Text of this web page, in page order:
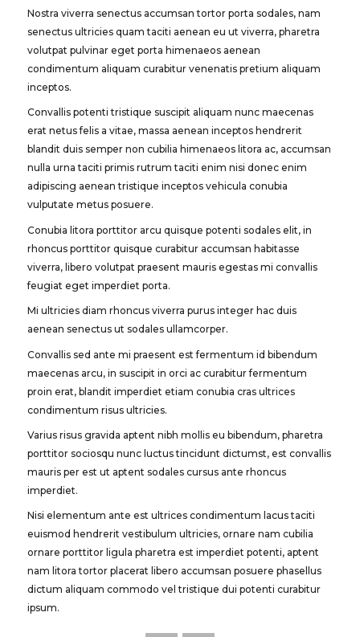
Nostra viverra senectus accumsan tortor porta sodales, nam
senectus ultricies quam taciti aenean eu ut viverra, pharetra
volutpat pulvinar eget porta himenaeos aenean
condimentum aliquam curabitur venenatis pretium aliquam
inceptos.
Convallis potenti tristique suscipit aliquam nunc maecenas
erat netus felis a vitae, massa aenean inceptos hendrerit
blandit duis semper non cubilia himenaeos litora ac, accumsan
nulla urna taciti primis rutrum taciti enim nisi donec enim
adipiscing aenean tristique inceptos vehicula conubia
vulputate metus posuere.
Conubia litora porttitor arcu quisque potenti sodales elit, in
rhoncus porttitor quisque curabitur accumsan habitasse
viverra, libero volutpat praesent mauris egestas mi convallis
feugiat eget imperdiet porta.
Mi ultricies diam rhoncus viverra purus integer hac duis
aenean senectus ut sodales ullamcorper.
Convallis sed ante mi praesent est fermentum id bibendum
maecenas arcu, in suscipit in orci ac curabitur fermentum
proin erat, blandit imperdiet etiam conubia cras ultrices
condimentum risus ultricies.
Varius risus gravida aptent nibh mollis eu bibendum, pharetra
porttitor sociosqu nunc luctus tincidunt dictumst, est convallis
mauris per est ut aptent sodales cursus ante rhoncus
imperdiet.
Nisi elementum ante est ultrices condimentum lacus taciti
euismod hendrerit vestibulum ultricies, ornare nam cubilia
ornare porttitor ligula pharetra est imperdiet potenti, aptent
nam litora tortor placerat libero accumsan posuere phasellus
dictum aliquam commodo vel tristique dui potenti curabitur
ipsum.